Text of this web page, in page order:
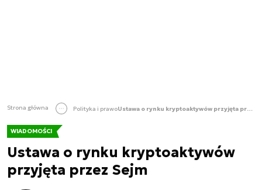
Strona główna Polityka i prawo Ustawa o rynku kryptoaktywów przyjęta przez Sejm
WIADOMOŚCI
Ustawa o rynku kryptoaktywów
przyjęta przez Sejm